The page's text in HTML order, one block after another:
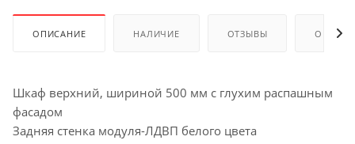
ОПИСАНИЕ НАЛИЧИЕ ОТЗЫВЫ ОПЛАТА
Шкаф верхний, шириной 500 мм с глухим распашным
фасадом
Задняя стенка модуля-ЛДВП белого цвета